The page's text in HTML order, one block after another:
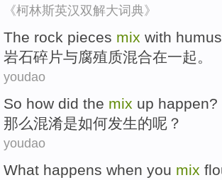
《柯林斯英汉双解大词典》
The rock pieces mix with humus
岩石碎片与腐殖质混合在一起。
youdao
So how did the mix up happen?
那么混淆是如何发生的呢？
youdao
What happens when you mix